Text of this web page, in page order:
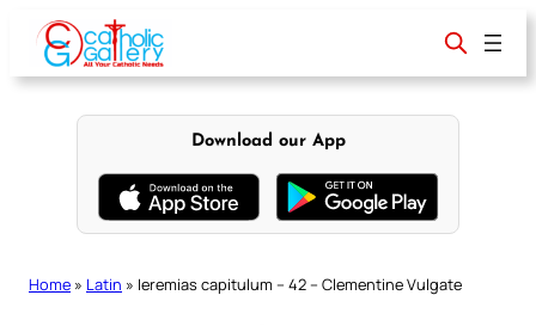
content
Download our App
Home » Latin » Ieremias capitulum – 42 – Clementine Vulgate